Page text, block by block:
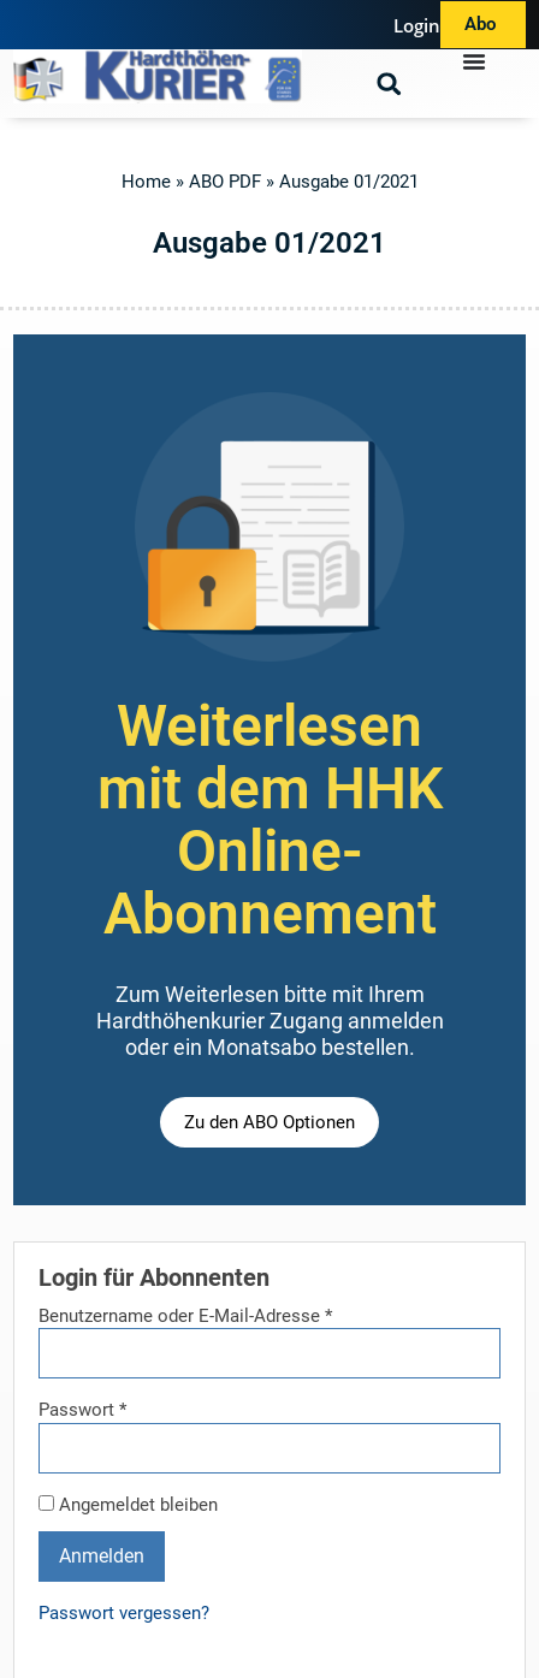
Login Abo
Home» ABO PDF» Ausgabe 01/2021
Ausgabe 01/2021
Weiterlesen
mit dem HHK
Online-
Abonnement
Zum Weiterlesen bitte mit Ihrem
Hardthöhenkurier Zugang anmelden
oder ein Monatsabo bestellen.
Zu den ABO Optionen
Login für Abonnenten
Benutzername oder E-Mail-Adresse*
Passwort*
Angemeldet bleiben
Anmelden
Passwort vergessen?